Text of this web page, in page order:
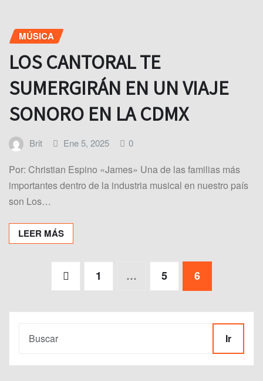
MÚSICA
LOS CANTORAL TE
SUMERGIRÁN EN UN VIAJE
SONORO EN LA CDMX
Brit Ene 5, 2025 0
Por: Christian Espino «James» Una de las familias más
importantes dentro de la industria musical en nuestro país
son Los…
LEER MÁS
1 … 5 6
Ir